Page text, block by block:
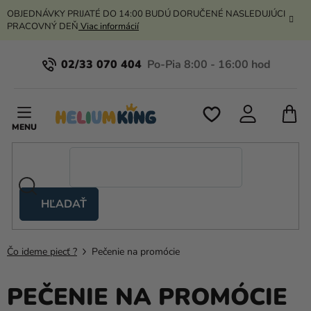
Prejsť
na
OBJEDNÁVKY PRIJATÉ DO 14:00 BUDÚ DORUČENÉ NASLEDUJÚCI
PRACOVNÝ DEŇ Viac informácií
02/33 070 404
HĽADAŤ
stany
Kanekalon
Hélium
a
Čo ideme piecť ? Pečenie na promócie
PEČENIE NA PROMÓCIE